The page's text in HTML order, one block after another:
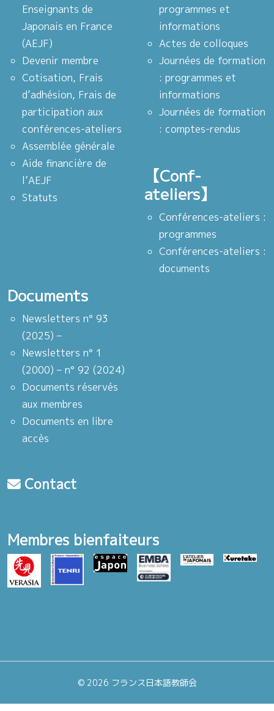
Enseignants de
Japonais en France
(AEJF)
Devenir membre
Cotisation, Frais
d’adhésion, Frais de
participation aux
conférences-ateliers
Assemblée générale
Aide financière de
l’AEJF
Statuts
programmes et
informations
Actes de colloques
Journées de formation
: programmes et
informations
Journées de formation
: comptes-rendus
【Conf-
ateliers】
Conférences-ateliers :
programmes
Conférences-ateliers :
documents
Documents
Newsletters n° 93
(2025) –
Newsletters n° 1
(2000) – n° 92 (2024)
Documents réservés
aux membres
Documents en libre
accès
Contact
Membres bienfaiteurs
©2026 フランス日本語教師会